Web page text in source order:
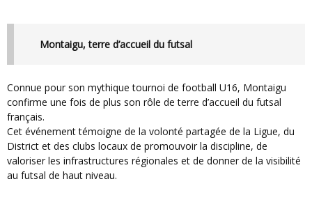
Montaigu, terre d’accueil du futsal
Connue pour son mythique tournoi de football U16, Montaigu
confirme une fois de plus son rôle de terre d’accueil du futsal
français.
Cet événement témoigne de la volonté partagée de la Ligue, du
District et des clubs locaux de promouvoir la discipline, de
valoriser les infrastructures régionales et de donner de la visibilité
au futsal de haut niveau.